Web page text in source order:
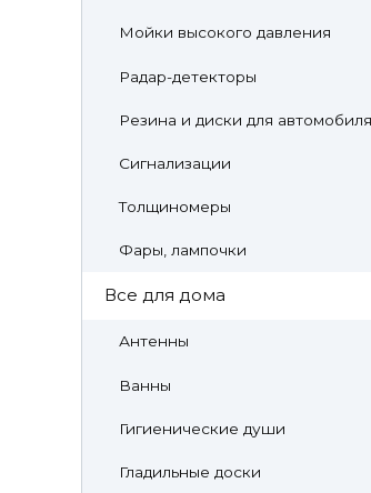
Мойки высокого давления
Радар-детекторы
Резина и диски для автомобиля
Сигнализации
Толщиномеры
Фары, лампочки
Все для дома
Антенны
Ванны
Гигиенические души
Гладильные доски